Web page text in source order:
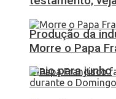
Produção da
maio para junho
Morre o Papa